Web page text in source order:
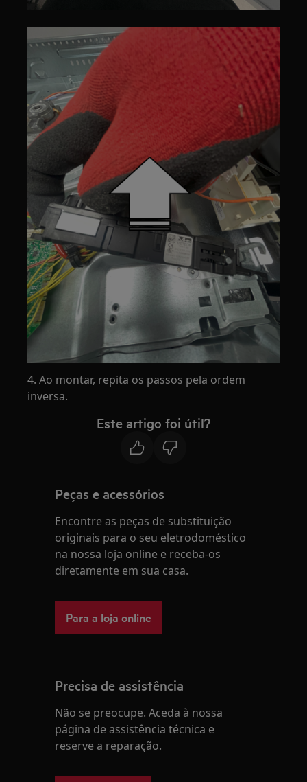
4. Ao montar, repita os passos pela ordem
inversa.
Este artigo foi útil?
Peças e acessórios
Encontre as peças de substituição
originais para o seu eletrodoméstico
na nossa loja online e receba-os
diretamente em sua casa.
Para a loja online
Precisa de assistência
Não se preocupe. Aceda à nossa
página de assistência técnica e
reserve a reparação.